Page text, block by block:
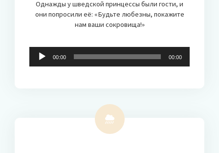
Однажды у шведской принцессы были гости, и
они попросили её: «Будьте любезны, покажите
нам ваши сокровища!»
Audio-
Player
00:00 00:00